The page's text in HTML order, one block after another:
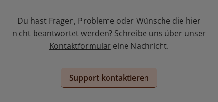
Du hast Fragen, Probleme oder Wünsche die hier
nicht beantwortet werden? Schreibe uns über unser
Kontaktformular eine Nachricht.
Support kontaktieren